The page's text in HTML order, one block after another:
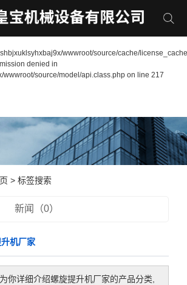
wwwroot/source/cache/
denied in
wwwroot/source/model/api.class.php on line 217
> 标签搜索
新闻（0）
机厂家
为你详细介绍螺旋提升机厂家的产品分类,